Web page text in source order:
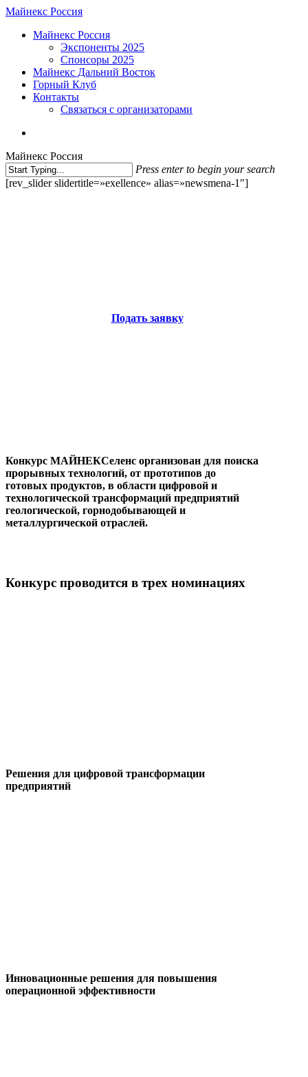
Skip
main
Майнекс Россия
Menu
Майнекс Россия
Экспоненты 2025
Спонсоры 2025
Майнекс Дальний Восток
Горный Клуб
Контакты
Связаться с организаторами
Майнекс Россия
Press enter to begin your search
Close
[rev_slider slidertitle=»exellence» alias=»newsmena-1″]
Подать заявку
Конкурс МАЙНЕКСеленс организован для поиска
прорывных технологий, от прототипов до
готовых продуктов, в области цифровой и
технологической трансформаций предприятий
геологической, горнодобывающей и
металлургической отраслей.
Конкурс проводится в трех номинациях
Решения для цифровой трансформации
предприятий
Инновационные решения для повышения
операционной эффективности